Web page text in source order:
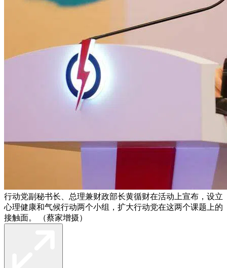
行动党副秘书长、总理兼财政部长黄循财在活动上宣布，设立
心理健康和气候行动两个小组，扩大行动党在这两个课题上的
接触面。 （蔡家增摄）